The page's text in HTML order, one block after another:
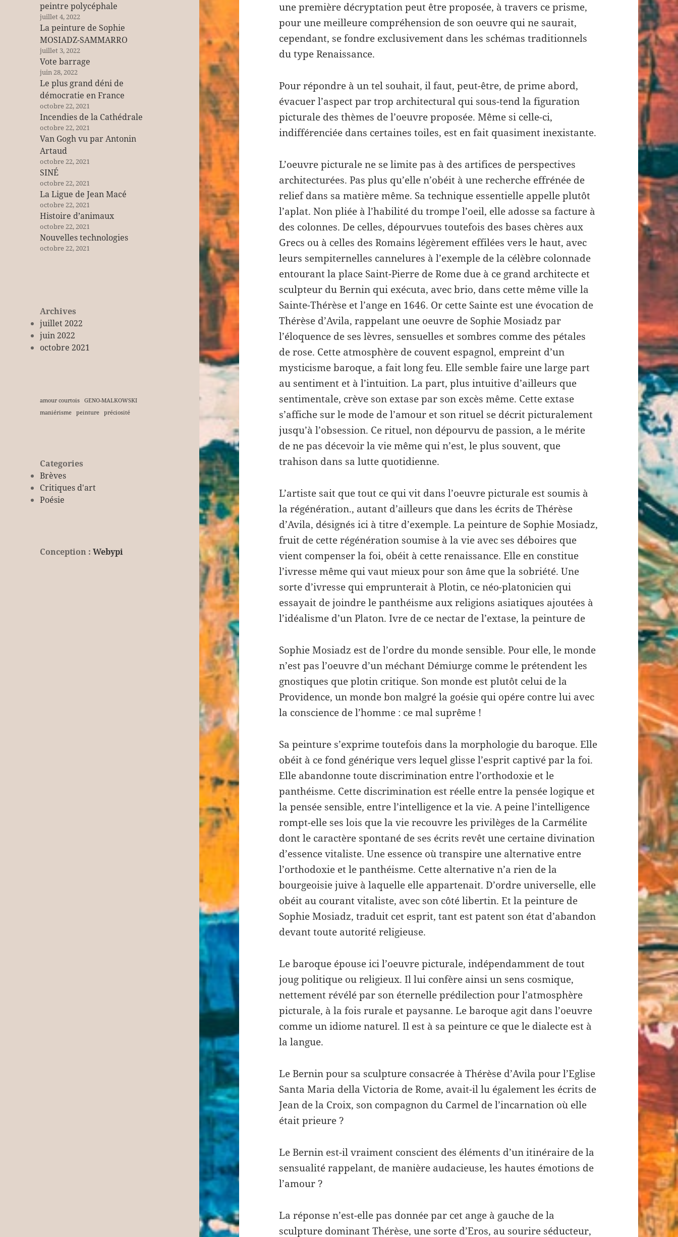
peintre polycéphale
juillet 4, 2022
La peinture de Sophie
MOSIADZ-SAMMARRO
juillet 3, 2022
Vote barrage
juin 28, 2022
Le plus grand déni de
démocratie en France
octobre 22, 2021
Incendies de la Cathédrale
octobre 22, 2021
Van Gogh vu par Antonin
Artaud
octobre 22, 2021
SINÉ
octobre 22, 2021
La Ligue de Jean Macé
octobre 22, 2021
Histoire d’animaux
octobre 22, 2021
Nouvelles technologies
octobre 22, 2021
Archives
juillet 2022
juin 2022
octobre 2021
amour courtois
GENO-MALKOWSKI
maniérisme
peinture préciosité
Categories
Brèves
Critiques d'art
Poésie
Conception : Webypi
une première décryptation peut être proposée, à travers ce prisme,
pour une meilleure compréhension de son oeuvre qui ne saurait,
cependant, se fondre exclusivement dans les schémas traditionnels
du type Renaissance.
Pour répondre à un tel souhait, il faut, peut-être, de prime abord,
évacuer l’aspect par trop architectural qui sous-tend la figuration
picturale des thèmes de l’oeuvre proposée. Même si celle-ci,
indifférenciée dans certaines toiles, est en fait quasiment inexistante.
L’oeuvre picturale ne se limite pas à des artifices de perspectives
architecturées. Pas plus qu’elle n’obéit à une recherche effrénée de
relief dans sa matière même. Sa technique essentielle appelle plutôt
l’aplat. Non pliée à l’habilité du trompe l’oeil, elle adosse sa facture à
des colonnes. De celles, dépourvues toutefois des bases chères aux
Grecs ou à celles des Romains légèrement effilées vers le haut, avec
leurs sempiternelles cannelures à l’exemple de la célèbre colonnade
entourant la place Saint-Pierre de Rome due à ce grand architecte et
sculpteur du Bernin qui exécuta, avec brio, dans cette même ville la
Sainte-Thérèse et l’ange en 1646. Or cette Sainte est une évocation de
Thérèse d’Avila, rappelant une oeuvre de Sophie Mosiadz par
l’éloquence de ses lèvres, sensuelles et sombres comme des pétales
de rose. Cette atmosphère de couvent espagnol, empreint d’un
mysticisme baroque, a fait long feu. Elle semble faire une large part
au sentiment et à l’intuition. La part, plus intuitive d’ailleurs que
sentimentale, crève son extase par son excès même. Cette extase
s’affiche sur le mode de l’amour et son rituel se décrit picturalement
jusqu’à l’obsession. Ce rituel, non dépourvu de passion, a le mérite
de ne pas décevoir la vie même qui n’est, le plus souvent, que
trahison dans sa lutte quotidienne.
L’artiste sait que tout ce qui vit dans l’oeuvre picturale est soumis à
la régénération., autant d’ailleurs que dans les écrits de Thérèse
d’Avila, désignés ici à titre d’exemple. La peinture de Sophie Mosiadz,
fruit de cette régénération soumise à la vie avec ses déboires que
vient compenser la foi, obéit à cette renaissance. Elle en constitue
l’ivresse même qui vaut mieux pour son âme que la sobriété. Une
sorte d’ivresse qui emprunterait à Plotin, ce néo-platonicien qui
essayait de joindre le panthéisme aux religions asiatiques ajoutées à
l’idéalisme d’un Platon. Ivre de ce nectar de l’extase, la peinture de
Sophie Mosiadz est de l’ordre du monde sensible. Pour elle, le monde
n’est pas l’oeuvre d’un méchant Démiurge comme le prétendent les
gnostiques que plotin critique. Son monde est plutôt celui de la
Providence, un monde bon malgré la goésie qui opére contre lui avec
la conscience de l’homme : ce mal suprême !
Sa peinture s’exprime toutefois dans la morphologie du baroque. Elle
obéit à ce fond générique vers lequel glisse l’esprit captivé par la foi.
Elle abandonne toute discrimination entre l’orthodoxie et le
panthéisme. Cette discrimination est réelle entre la pensée logique et
la pensée sensible, entre l’intelligence et la vie. A peine l’intelligence
rompt-elle ses lois que la vie recouvre les privilèges de la Carmélite
dont le caractère spontané de ses écrits revêt une certaine divination
d’essence vitaliste. Une essence où transpire une alternative entre
l’orthodoxie et le panthéisme. Cette alternative n’a rien de la
bourgeoisie juive à laquelle elle appartenait. D’ordre universelle, elle
obéit au courant vitaliste, avec son côté libertin. Et la peinture de
Sophie Mosiadz, traduit cet esprit, tant est patent son état d’abandon
devant toute autorité religieuse.
Le baroque épouse ici l’oeuvre picturale, indépendamment de tout
joug politique ou religieux. Il lui confère ainsi un sens cosmique,
nettement révélé par son éternelle prédilection pour l’atmosphère
picturale, à la fois rurale et paysanne. Le baroque agit dans l’oeuvre
comme un idiome naturel. Il est à sa peinture ce que le dialecte est à
la langue.
Le Bernin pour sa sculpture consacrée à Thérèse d’Avila pour l’Eglise
Santa Maria della Victoria de Rome, avait-il lu également les écrits de
Jean de la Croix, son compagnon du Carmel de l’incarnation où elle
était prieure ?
Le Bernin est-il vraiment conscient des éléments d’un itinéraire de la
sensualité rappelant, de manière audacieuse, les hautes émotions de
l’amour ?
La réponse n’est-elle pas donnée par cet ange à gauche de la
sculpture dominant Thérèse, une sorte d’Eros, au sourire séducteur,